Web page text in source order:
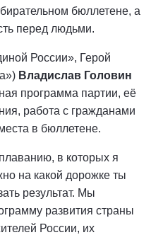
бюллетене, а
перед людьми.
России», Герой
Владислав Головин
программа партии, её
работа с гражданами
в бюллетене.
в которых я
на какой дорожке ты
результат. Мы
развития страны
России, их